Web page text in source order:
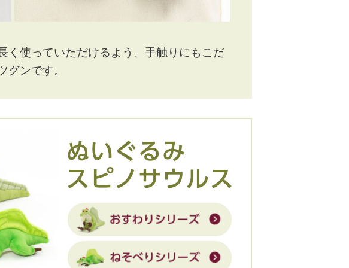
く使っていただけるよう、手触りにもこだ
グンです。